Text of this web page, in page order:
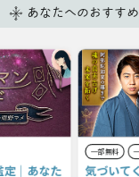
あなたへのおすすめ
｜あなた
一部無料
気づいて